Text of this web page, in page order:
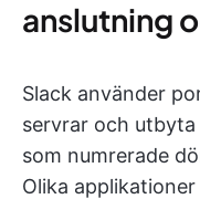
anslutning
Slack använder
servrar och
som numrerade
Olika